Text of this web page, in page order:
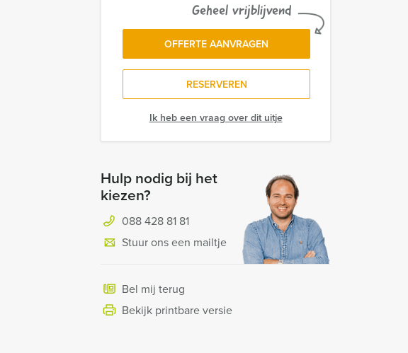
Geheel vrijblijvend
OFFERTE AANVRAGEN
RESERVEREN
Ik heb een vraag over dit uitje
Hulp nodig bij het
kiezen?
088 428 81 81
Stuur ons een mailtje
Bel mij terug
Bekijk printbare versie